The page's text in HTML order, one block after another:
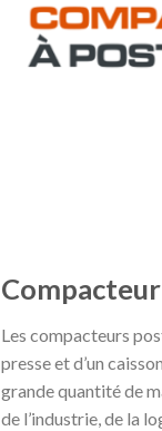
Les compacteurs
presse et d’un
grande quantité de
de l’industrie, de la